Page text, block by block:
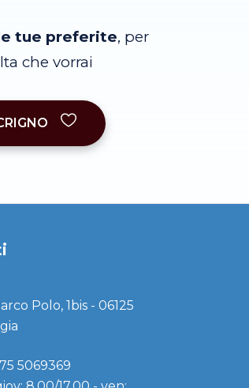
tue preferite, per
che vorrai
Polo, 1bis - 06125
5069369